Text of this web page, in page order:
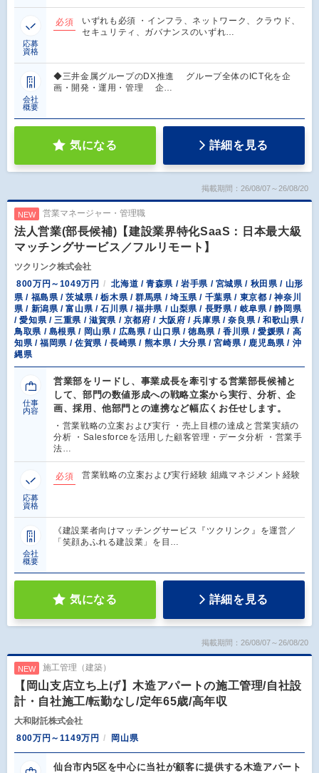
応募
資格
必須
いずれも必須 ・インフラ、ネットワーク、クラウド、
セキュリティ、ガバナンスのいずれ…
会社
概要
◆三井金属グループのDX推進 グループ全体のICT化を企
画・開発・運用・管理 企…
気になる 詳細を見る
掲載期間：26/08/07～26/08/20
NEW 営業マネージャー・管理職
法人営業(部長候補)【建設業界特化SaaS：日本最大級
マッチングサービス／フルリモート】
ツクリンク株式会社
800万円～1049万円
北海道 / 青森県 / 岩手県 / 宮城県 / 秋田県 / 山形
県 / 福島県 / 茨城県 / 栃木県 / 群馬県 / 埼玉県 / 千葉県 / 東京都 / 神奈川
県 / 新潟県 / 富山県 / 石川県 / 福井県 / 山梨県 / 長野県 / 岐阜県 / 静岡県
/ 愛知県 / 三重県 / 滋賀県 / 京都府 / 大阪府 / 兵庫県 / 奈良県 / 和歌山県 /
鳥取県 / 島根県 / 岡山県 / 広島県 / 山口県 / 徳島県 / 香川県 / 愛媛県 / 高
知県 / 福岡県 / 佐賀県 / 長崎県 / 熊本県 / 大分県 / 宮崎県 / 鹿児島県 / 沖
縄県
仕事
内容
営業部をリードし、事業成長を牽引する営業部長候補と
して、部門の数値形成への戦略立案から実行、分析、企
画、採用、他部門との連携など幅広くお任せします。
・営業戦略の立案および実行 ・売上目標の達成と営業実績の
分析 ・Salesforceを活用した顧客管理・データ分析 ・営業手
法…
応募
資格
必須 営業戦略の立案および実行経験 組織マネジメント経験
会社
概要
《建設業者向けマッチングサービス『ツクリンク』を運営／
「笑顔あふれる建設業」を目…
気になる 詳細を見る
掲載期間：26/08/07～26/08/20
NEW 施工管理（建築）
【岡山支店立ち上げ】木造アパートの施工管理/自社設
計・自社施工/転勤なし/定年65歳/高年収
大和財託株式会社
800万円～1149万円
岡山県
仙台市内5区を中心に当社が顧客に提供する木造アパート